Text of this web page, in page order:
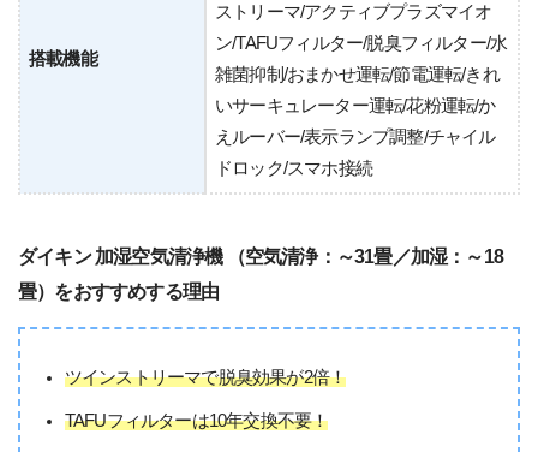
搭載機能
ストリーマ/アクティブプラズマイオ
ン/TAFUフィルター/脱臭フィルター/水
雑菌抑制/おまかせ運転/節電運転/きれ
いサーキュレーター運転/花粉運転/か
えルーバー/表示ランプ調整/チャイル
ドロック/スマホ接続
ダイキン 加湿空気清浄機 （空気清浄：～31畳／加湿：～18
畳）をおすすめする理由
ツインストリーマで脱臭効果が2倍！
TAFUフィルターは10年交換不要！